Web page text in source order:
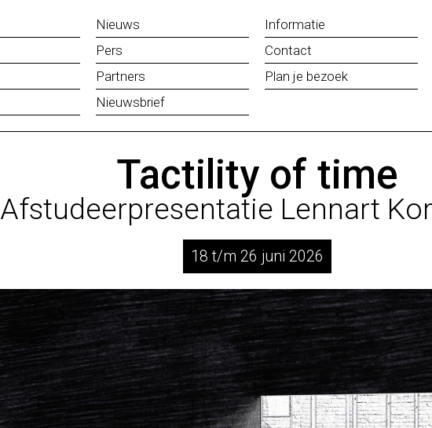
Nieuws
Pers
Partners
Nieuwsbrief
Informatie
Contact
Plan je bezoek
Tactility of time
Afstudeerpresentatie Lennart
18 t/m 26 juni 2026